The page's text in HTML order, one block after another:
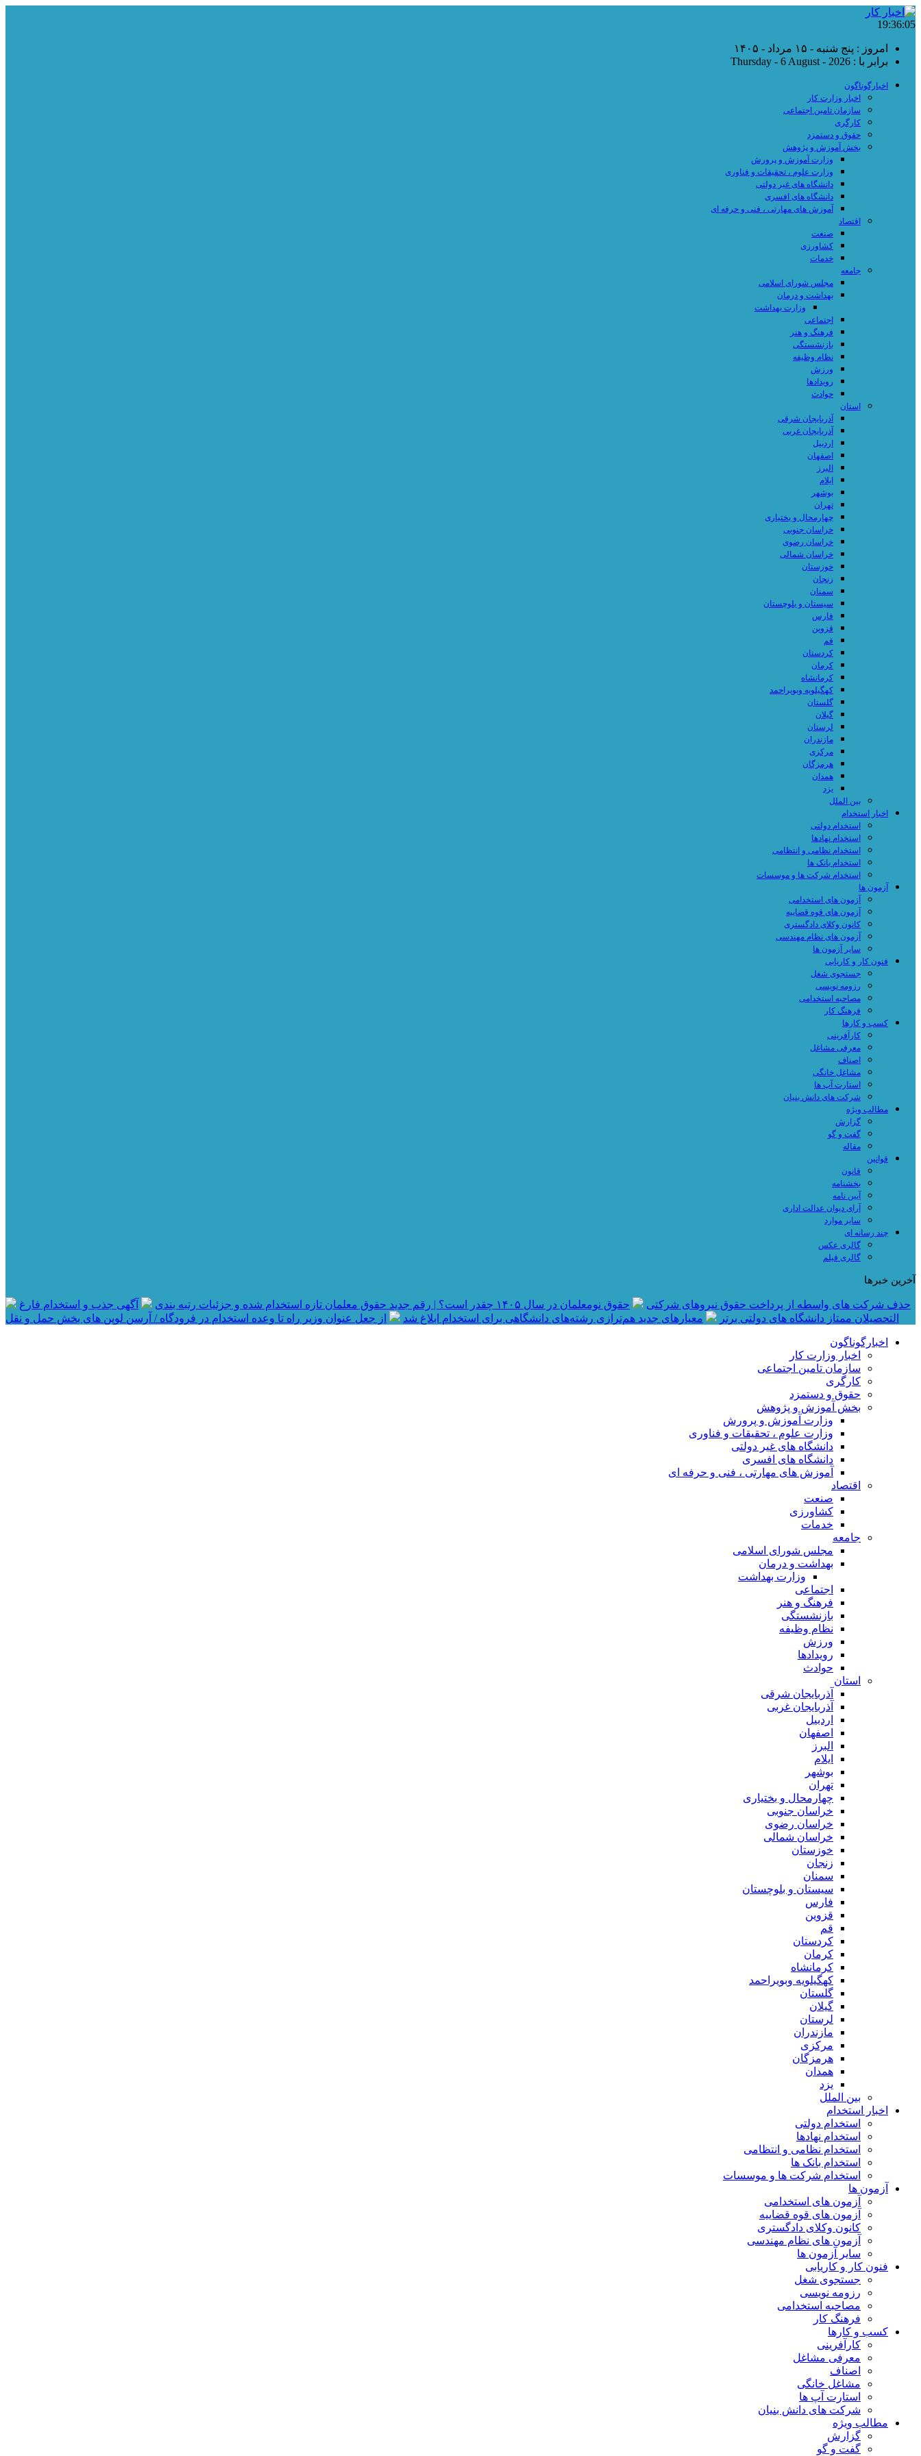
19:36:06
امروز : پنج شنبه - ۱۵ مرداد - ۱۴۰۵
برابر با : Thursday - 6 August - 2026
اخبارگوناگون
اخبار وزارت کار
سازمان تامین اجتماعی
کارگری
حقوق و دستمزد
بخش آموزش و پژوهش
وزارت آموزش و پرورش
وزارت علوم ، تحقیقات و فناوری
دانشگاه های غیر دولتی
دانشگاه های افسری
آموزش های مهارتی ، فنی و حرفه ای
اقتصاد
صنعت
کشاورزی
خدمات
جامعه
مجلس شورای اسلامی
بهداشت و درمان
وزارت بهداشت
اجتماعی
فرهنگ و هنر
بازنشستگی
نظام وظیفه
ورزش
رویدادها
حوادث
استان
آذربایجان شرقی
آذربایجان غربی
اردبیل
اصفهان
البرز
ایلام
بوشهر
تهران
چهارمحال و بختیاری
خراسان جنوبی
خراسان رضوی
خراسان شمالی
خوزستان
زنجان
سمنان
سیستان و بلوچستان
فارس
قزوین
قم
کردستان
کرمان
کرمانشاه
کهگیلویه وبویراحمد
گلستان
گیلان
لرستان
مازندران
مرکزی
هرمزگان
همدان
یزد
بین الملل
اخبار استخدام
استخدام دولتی
استخدام نهادها
استخدام نظامی و انتظامی
استخدام بانک ها
استخدام شرکت ها و موسسات
آزمون ها
آزمون های استخدامی
آزمون های قوه قضاییه
کانون وکلای دادگستری
آزمون های نظام مهندسی
سایر آزمون ها
فنون کار و کاریابی
جستجوی شغل
رزومه نویسی
مصاحبه استخدامی
فرهنگ کار
کسب و کارها
کارآفرینی
معرفی مشاغل
اصناف
مشاغل خانگی
استارت آپ ها
شرکت های دانش بنیان
مطالب ویژه
گزارش
گفت و گو
مقاله
قوانین
قانون
بخشنامه
آیین نامه
آرای دیوان عدالت اداری
سایر موارد
چند رسانه ای
گالری عکس
گالری فیلم
آخرین خبرها
حذف شرکت های واسطه از پرداخت حقوق نیروهای شرکتی حقوق نومعلمان در سال ۱۴۰۵ چقدر است؟ | رقم جدید حقوق معلمان تازه استخدام شده و جزئیات رتبه بندی
آگهی جذب و استخدام فارغ
التحصیلان ممتاز دانشگاه های دولتی برتر
معیار‌های جدید هم‌ترازی رشته‌های دانشگاهی برای استخدام ابلاغ شد از جعل عنوان وزیر راه تا وعده استخدام در فرودگاه / آرسن لوپن های بخش حمل و نقل
اخبارگوناگون
اخبار وزارت کار
سازمان تامین اجتماعی
کارگری
حقوق و دستمزد
بخش آموزش و پژوهش
وزارت آموزش و پرورش
وزارت علوم ، تحقیقات و فناوری
دانشگاه های غیر دولتی
دانشگاه های افسری
آموزش های مهارتی ، فنی و حرفه ای
اقتصاد
صنعت
کشاورزی
خدمات
جامعه
مجلس شورای اسلامی
بهداشت و درمان
وزارت بهداشت
اجتماعی
فرهنگ و هنر
بازنشستگی
نظام وظیفه
ورزش
رویدادها
حوادث
استان
آذربایجان شرقی
آذربایجان غربی
اردبیل
اصفهان
البرز
ایلام
بوشهر
تهران
چهارمحال و بختیاری
خراسان جنوبی
خراسان رضوی
خراسان شمالی
خوزستان
زنجان
سمنان
سیستان و بلوچستان
فارس
قزوین
قم
کردستان
کرمان
کرمانشاه
کهگیلویه وبویراحمد
گلستان
گیلان
لرستان
مازندران
مرکزی
هرمزگان
همدان
یزد
بین الملل
اخبار استخدام
استخدام دولتی
استخدام نهادها
استخدام نظامی و انتظامی
استخدام بانک ها
استخدام شرکت ها و موسسات
آزمون ها
آزمون های استخدامی
آزمون های قوه قضاییه
کانون وکلای دادگستری
آزمون های نظام مهندسی
سایر آزمون ها
فنون کار و کاریابی
جستجوی شغل
رزومه نویسی
مصاحبه استخدامی
فرهنگ کار
کسب و کارها
کارآفرینی
معرفی مشاغل
اصناف
مشاغل خانگی
استارت آپ ها
شرکت های دانش بنیان
مطالب ویژه
گزارش
گفت و گو